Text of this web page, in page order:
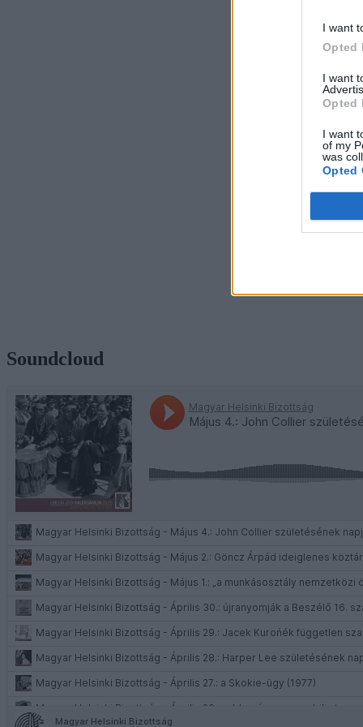
I want
Opted
I want
Opted
I want
of my
was
Opted
Soundcloud